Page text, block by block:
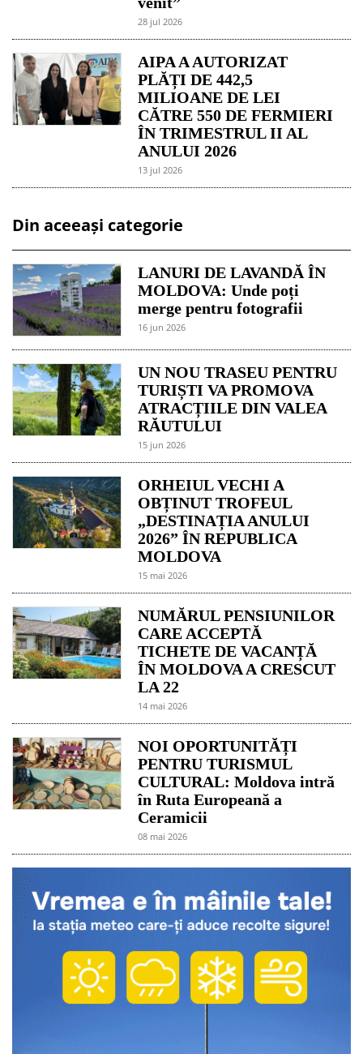
28 jul 2026
AIPA A AUTORIZAT
PLĂȚI DE 442,5
MILIOANE DE LEI
CĂTRE 550 DE FERMIERI
ÎN TRIMESTRUL II AL
ANULUI 2026
13 jul 2026
Din aceeași categorie
LANURI DE LAVANDĂ ÎN
MOLDOVA: Unde poți
merge pentru fotografii
16 jun 2026
UN NOU TRASEU PENTRU
TURIȘTI VA PROMOVA
ATRACȚIILE DIN VALEA
RĂUTULUI
15 jun 2026
ORHEIUL VECHI A
OBȚINUT TROFEUL
„DESTINAȚIA ANULUI
2026” ÎN REPUBLICA
MOLDOVA
15 mai 2026
NUMĂRUL PENSIUNILOR
CARE ACCEPTĂ
TICHETE DE VACANȚĂ
ÎN MOLDOVA A CRESCUT
LA 22
14 mai 2026
NOI OPORTUNITĂȚI
PENTRU TURISMUL
CULTURAL: Moldova intră
în Ruta Europeană a
Ceramicii
08 mai 2026